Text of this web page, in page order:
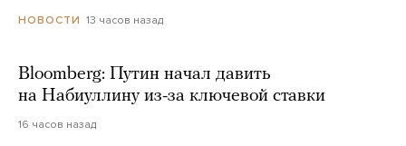
НОВОСТИ 13 часов назад
Bloomberg: Путин начал давить
на Набиуллину из-за ключевой ставки
16 часов назад